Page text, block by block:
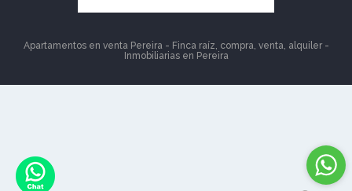
Apartamentos en venta Pereira - Finca raíz, compra, venta, alquiler -
Inmobiliarias en Pereira